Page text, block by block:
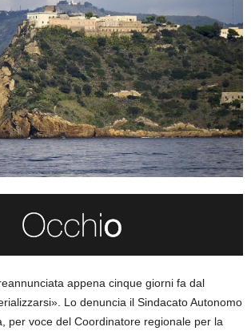
appena cinque giorni fa dal
Lo denuncia il Sindacato Autonomo
per voce del Coordinatore regionale per la